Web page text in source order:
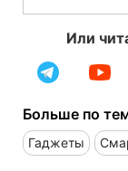
Или
Больше по
Гаджеты